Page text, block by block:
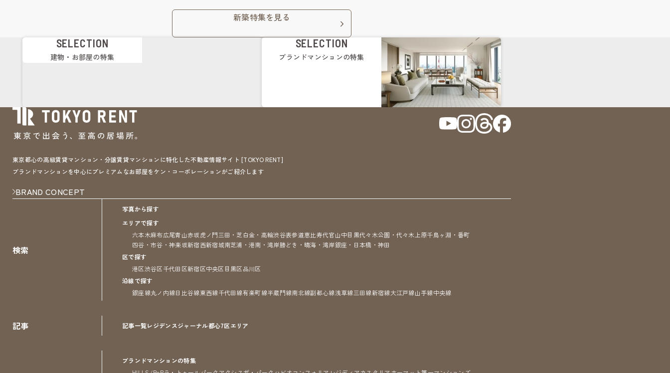
新築特集を見る
SELECTION
建物・お部屋の特集
SELECTION
ブランドマンションの特集
東京都心の高級賃貸マンション・分譲賃貸マンションに特化した不動産情報サイト [TOKYO RENT]
ブランドマンションを中心にプレミアムなお部屋をケン・コーポレーションがご紹介します
BRAND CONCEPT
検索
写真から探す
エリアで探す
六本木麻布広尾青山赤坂虎ノ門三田・芝白金・高輪渋谷表参道恵比寿代官山中目黒代々木公園・代々木上原千鳥ヶ淵・番町
四谷・市谷・神楽坂新宿西新宿城南芝浦・港南・湾岸勝どき・晴海・湾岸銀座・日本橋・神田
区で探す
港区渋谷区千代田区新宿区中央区 目黒区品川区
沿線で探す
銀座線丸ノ内線日比谷線東西線千代田線有楽町線半蔵門線南北線副都心線浅草線三田線新宿線大江戸線山手線中央線
記事 記事一覧レジデンスジャーナル都心7区エリア
ブランドマンションの特集